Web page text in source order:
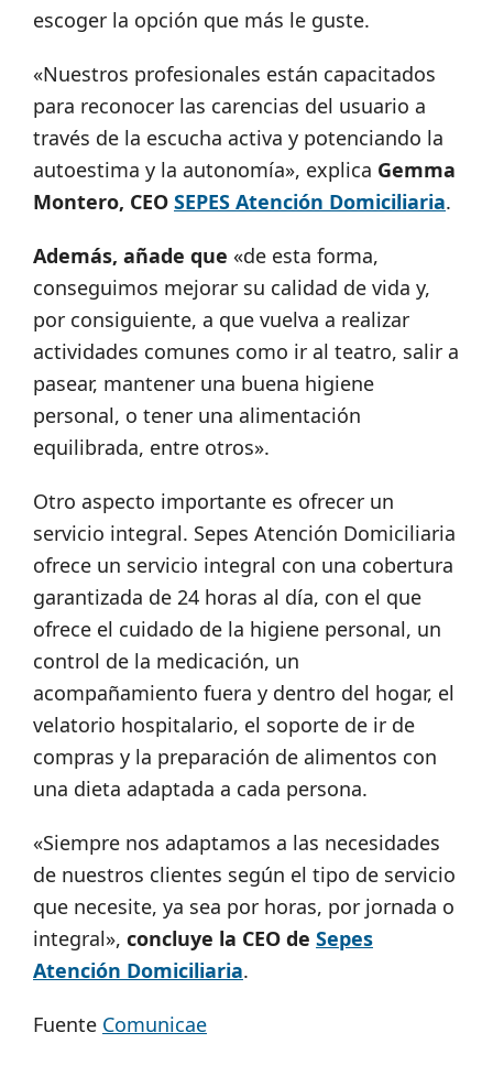
escoger la opción que más le guste.
«Nuestros profesionales están capacitados
para reconocer las carencias del usuario a
través de la escucha activa y potenciando la
autoestima y la autonomía», explica Gemma
Montero, CEO SEPES Atención Domiciliaria.
Además, añade que «de esta forma,
conseguimos mejorar su calidad de vida y,
por consiguiente, a que vuelva a realizar
actividades comunes como ir al teatro, salir a
pasear, mantener una buena higiene
personal, o tener una alimentación
equilibrada, entre otros».
Otro aspecto importante es ofrecer un
servicio integral. Sepes Atención Domiciliaria
ofrece un servicio integral con una cobertura
garantizada de 24 horas al día, con el que
ofrece el cuidado de la higiene personal, un
control de la medicación, un
acompañamiento fuera y dentro del hogar, el
velatorio hospitalario, el soporte de ir de
compras y la preparación de alimentos con
una dieta adaptada a cada persona.
«Siempre nos adaptamos a las necesidades
de nuestros clientes según el tipo de servicio
que necesite, ya sea por horas, por jornada o
integral», concluye la CEO de Sepes
Atención Domiciliaria.
Fuente Comunicae